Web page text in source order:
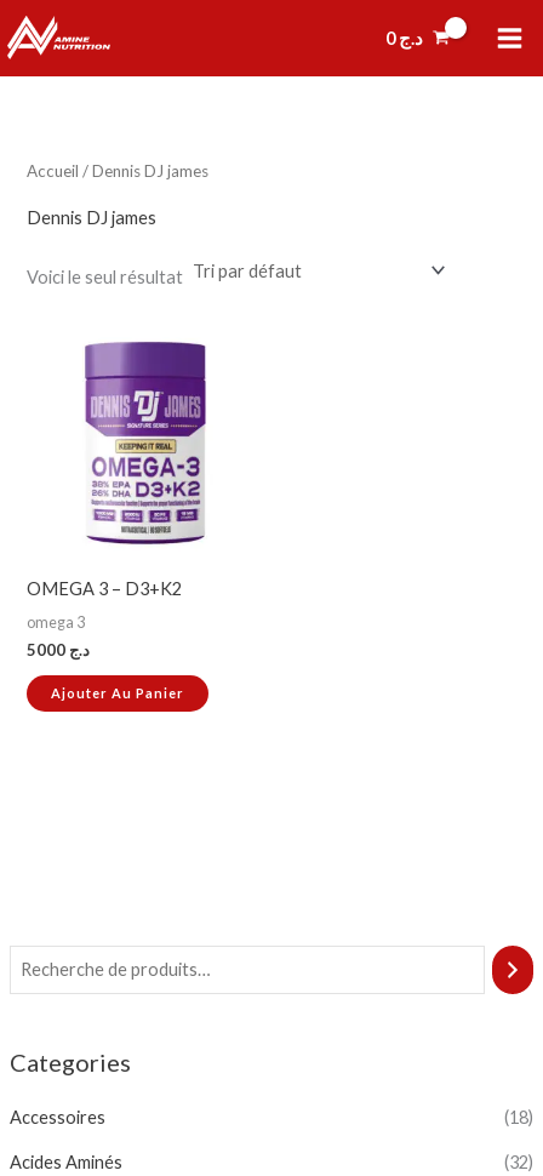
Aller
au
contenu
د.ج0
Categories
Accessoires (18)
Acides Aminés (32)
Accueil / Dennis DJ james
Dennis DJ james
Voici le seul résultat
OMEGA 3 – D3+K2
omega 3
د.ج
Ajouter Au Panier